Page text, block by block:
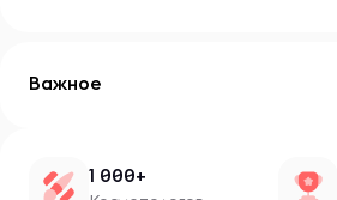
Важное
1 000+